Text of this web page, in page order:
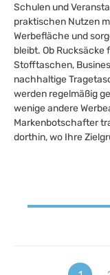
Schulen und
praktischen Nutzen
Werbefläche und
bleibt. Ob Rucksäcke
Stofftaschen,
nachhaltige
werden regelmäßig
wenige andere
Markenbotschafter
dorthin, wo Ihre